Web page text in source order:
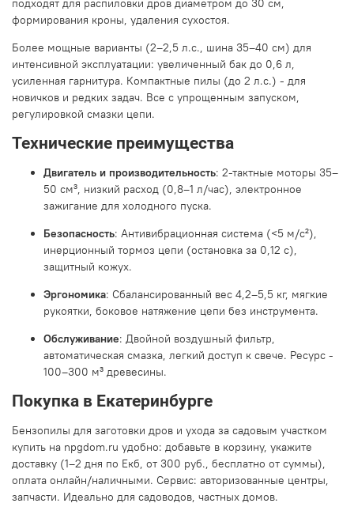
формирования кроны, удаления сухостоя.
Более мощные варианты (2–2,5 л.с., шина 35–40 см) для
интенсивной эксплуатации: увеличенный бак до 0,6 л,
усиленная гарнитура. Компактные пилы (до 2 л.с.) - для
новичков и редких задач. Все с упрощенным запуском,
регулировкой смазки цепи.
Технические преимущества
Двигатель и производительность: 2-тактные моторы 35–
50 см³, низкий расход (0,8–1 л/час), электронное
зажигание для холодного пуска.
Безопасность: Антивибрационная система (<5 м/с²),
инерционный тормоз цепи (остановка за 0,12 с),
защитный кожух.
Эргономика: Сбалансированный вес 4,2–5,5 кг, мягкие
рукоятки, боковое натяжение цепи без инструмента.
Обслуживание: Двойной воздушный фильтр,
автоматическая смазка, легкий доступ к свече. Ресурс -
100–300 м³ древесины.
Покупка в Екатеринбурге
Бензопилы для заготовки дров и ухода за садовым участком
купить на npgdom.ru удобно: добавьте в корзину, укажите
доставку (1–2 дня по Екб, от 300 руб., бесплатно от суммы),
оплата онлайн/наличными. Сервис: авторизованные центры,
запчасти. Идеально для садоводов, частных домов.